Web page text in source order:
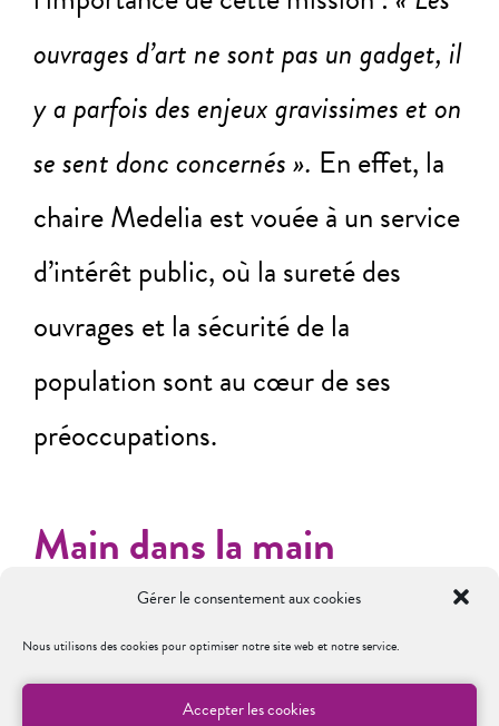
Gérer le consentement aux cookies
Nous utilisons des cookies pour optimiser notre site web et notre service.
Accepter les cookies
ouvrages d’art ne sont pas un gadget, il
y a parfois des enjeux gravissimes et on
se sent donc concernés ». En effet, la
chaire Medelia est vouée à un service
d’intérêt public, où la sureté des
ouvrages et la sécurité de la
population sont au cœur de ses
préoccupations.
Main dans la main